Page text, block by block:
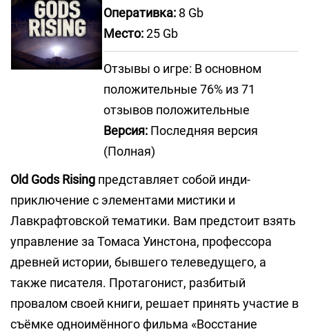
Оперативка: 8 Gb
Место:25 Gb
Отзывы о игре: В основном
положительные 76% из 71
отзывов положительные
Версия: Последняя версия
(Полная)
Old Gods Rising представляет собой инди-
приключение с элементами мистики и
Лавкрафтовской тематики. Вам предстоит взять
управление за Томаса Уинстона, профессора
древней истории, бывшего телеведущего, а
также писателя. Протагонист, разбитый
провалом своей книги, решает принять участие в
съёмке одноимённого фильма «Восстание